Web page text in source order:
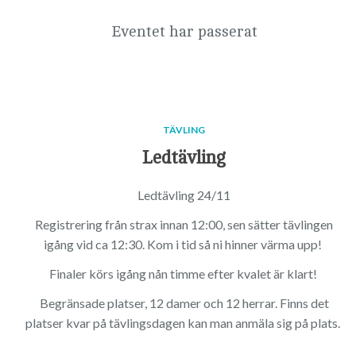
Eventet har passerat
TÄVLING
Ledtävling
Ledtävling 24/11
Registrering från strax innan 12:00, sen sätter tävlingen
igång vid ca 12:30. Kom i tid så ni hinner värma upp!
Finaler körs igång nån timme efter kvalet är klart!
Begränsade platser, 12 damer och 12 herrar. Finns det
platser kvar på tävlingsdagen kan man anmäla sig på plats.